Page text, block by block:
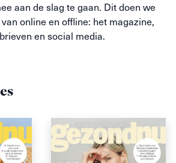
aan de slag te gaan. Dit doen we
online en offline: het magazine,
en social media.